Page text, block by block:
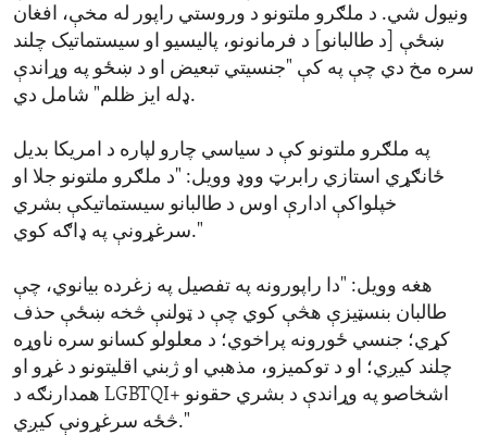
ونیول شي. د ملګرو ملتونو د وروستي راپور له مخې، افغان
ښځې [د طالبانو] د فرمانونو، پالیسیو او سیستماتیک چلند
سره مخ دي چې په کې "جنسیتي تبعیض او د ښځو په وړاندې
ډله ایز ظلم" شامل دي.
په ملګرو ملتونو کې د سیاسي چارو لپاره د امریکا بدیل
ځانګړي استازي رابرټ ووډ وویل: "د ملګرو ملتونو جلا او
خپلواکې ادارې اوس د طالبانو سیستماتیکې بشري
سرغړونې په ډاګه کوي."
هغه وویل: "دا راپورونه په تفصیل په زغرده بیانوي، چې
طالبان بنسټیزې هڅې کوي چې د ټولنې څخه ښځې حذف
کړي؛ جنسي ځورونه پراخوي؛ د معلولو کسانو سره ناوړه
چلند کیږي؛ او د توکمیزو، مذهبي او ژبني اقلیتونو د غړو او
همدارنګه د LGBTQI+ اشخاصو په وړاندې د بشري حقونو
څځه سرغړونې کیږي."